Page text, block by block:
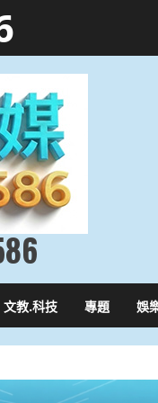
文教.科技 專題 娛